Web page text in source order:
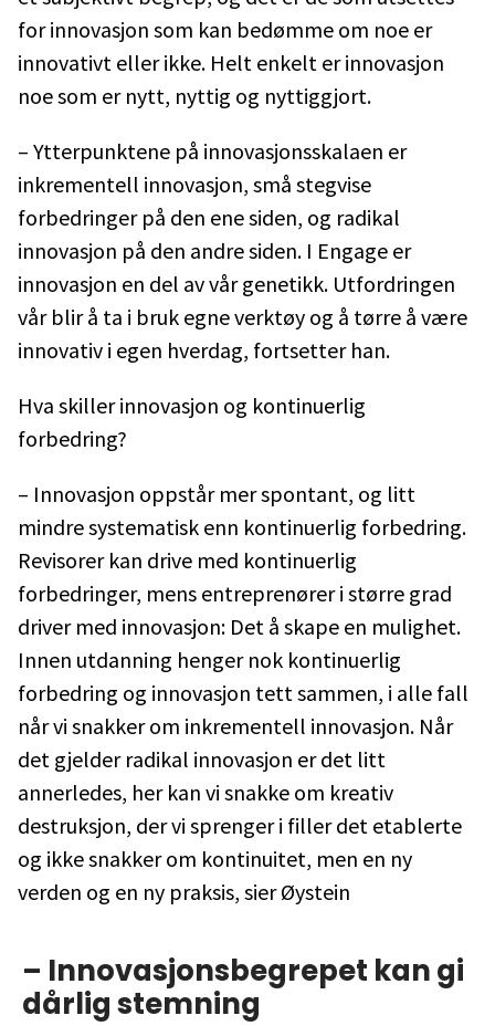
for innovasjon som kan bedømme om noe er
innovativt eller ikke. Helt enkelt er innovasjon
noe som er nytt, nyttig og nyttiggjort.
– Ytterpunktene på innovasjonsskalaen er
inkrementell innovasjon, små stegvise
forbedringer på den ene siden, og radikal
innovasjon på den andre siden. I Engage er
innovasjon en del av vår genetikk. Utfordringen
vår blir å ta i bruk egne verktøy og å tørre å være
innovativ i egen hverdag, fortsetter han.
Hva skiller innovasjon og kontinuerlig
forbedring?
– Innovasjon oppstår mer spontant, og litt
mindre systematisk enn kontinuerlig forbedring.
Revisorer kan drive med kontinuerlig
forbedringer, mens entreprenører i større grad
driver med innovasjon: Det å skape en mulighet.
Innen utdanning henger nok kontinuerlig
forbedring og innovasjon tett sammen, i alle fall
når vi snakker om inkrementell innovasjon. Når
det gjelder radikal innovasjon er det litt
annerledes, her kan vi snakke om kreativ
destruksjon, der vi sprenger i filler det etablerte
og ikke snakker om kontinuitet, men en ny
verden og en ny praksis, sier Øystein
– Innovasjonsbegrepet kan gi
dårlig stemning